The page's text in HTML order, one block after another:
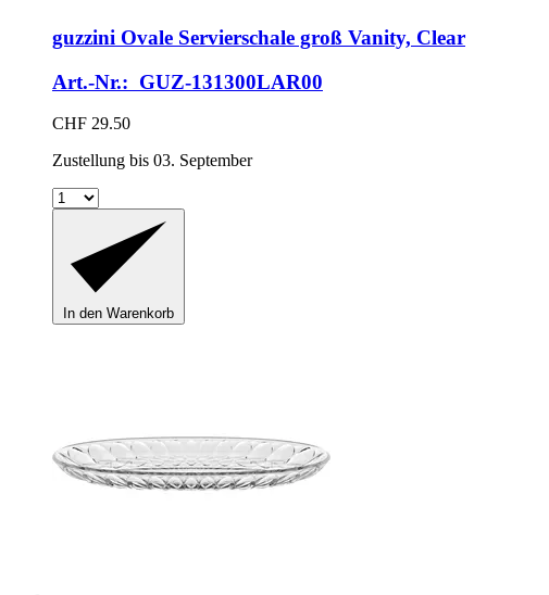
guzzini Ovale Servierschale groß Vanity, Clear
Art.-Nr.: GUZ-131300LAR00
CHF 29.50
Zustellung bis 03. September
In den Warenkorb